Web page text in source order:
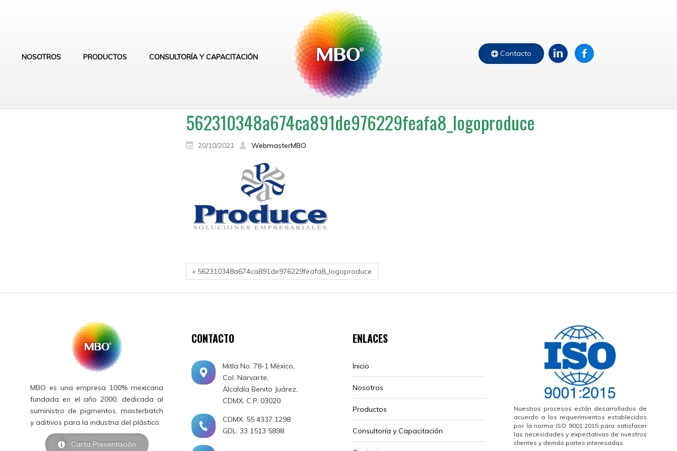
NOSOTROS PRODUCTOS CONSULTORÍA Y CAPACITACIÓN Contacto
562310348a674ca891de976229feafa8_logoproduce
20/10/2021 WebmasterMBO
« 562310348a674ca891de976229feafa8_logoproduce
MBO es una empresa 100% mexicana
fundada en el año 2000, dedicada al
suministro de pigmentos, masterbatch
y aditivos para la industria del plástico.
Carta Presentación
CONTACTO
Mitla No. 78-1 México,
Col. Narvarte,
Alcaldía Benito Juárez,
CDMX, C.P. 03020
CDMX: 55 4337 1298
GDL: 33 1513 5898
ENLACES
Inicio
Nosotros
Productos
Consultoría y Capacitación
Nuestros procesos están desarrollados de
acuerdo a los requerimientos establecidos
por la norma ISO 9001:2015 para satisfacer
las necesidades y expectativas de nuestros
clientes y demás partes interesadas.